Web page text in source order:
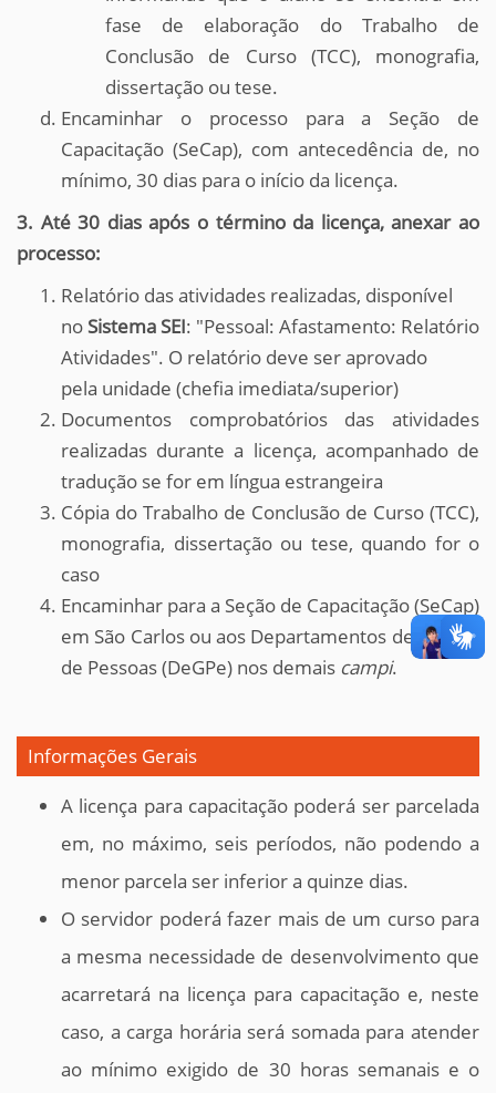
fase de elaboração do Trabalho de
Conclusão de Curso (TCC), monografia,
dissertação ou tese.
Encaminhar o processo para a Seção de
Capacitação (SeCap), com antecedência de, no
mínimo, 30 dias para o início da licença.
3. Até 30 dias após o término da licença, anexar ao
processo:
Relatório das atividades realizadas, disponível
no Sistema SEI: "Pessoal: Afastamento: Relatório
Atividades". O relatório deve ser aprovado
pela unidade (chefia imediata/superior)
Documentos comprobatórios das atividades
realizadas durante a licença, acompanhado de
tradução se for em língua estrangeira
Cópia do Trabalho de Conclusão de Curso (TCC),
monografia, dissertação ou tese, quando for o
caso
Encaminhar para a Seção de Capacitação (SeCap)
em São Carlos ou aos Departamentos de Gestão
de Pessoas (DeGPe) nos demais campi.
Informações Gerais
A licença para capacitação poderá ser parcelada
em, no máximo, seis períodos, não podendo a
menor parcela ser inferior a quinze dias.
O servidor poderá fazer mais de um curso para
a mesma necessidade de desenvolvimento que
acarretará na licença para capacitação e, neste
caso, a carga horária será somada para atender
ao mínimo exigido de 30 horas semanais e o